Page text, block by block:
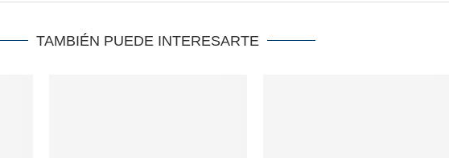
TAMBIÉN PUEDE INTERESARTE